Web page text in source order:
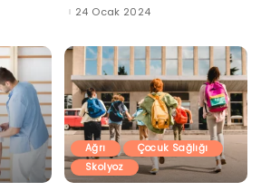
24 Ocak 2024
Ağrı
Çocuk Sağlığı
Skolyoz